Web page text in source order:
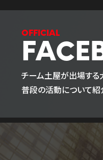
チーム土屋が出場する
普段の活動について紹